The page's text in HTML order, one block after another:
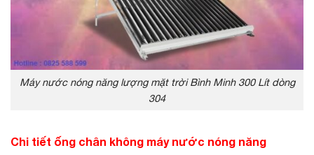
Máy nước nóng năng lượng mặt trời Bình Minh 300 Lít dòng
304
Chi tiết ống chân không máy nước nóng năng